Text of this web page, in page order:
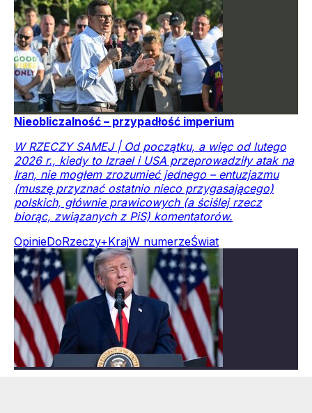
Nieobliczalność – przypadłość imperium
W RZECZY SAMEJ | Od początku, a więc od lutego
2026 r., kiedy to Izrael i USA przeprowadziły atak na
Iran, nie mogłem zrozumieć jednego – entuzjazmu
(muszę przyznać ostatnio nieco przygasającego)
polskich, głównie prawicowych (a ściślej rzecz
biorąc, związanych z PiS) komentatorów.
OpinieDoRzeczy+KrajW numerzeŚwiat